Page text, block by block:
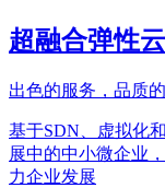
超融合弹性
出色的服务，品质
基于SDN、虚拟化
展中的中小微企业
力企业发展